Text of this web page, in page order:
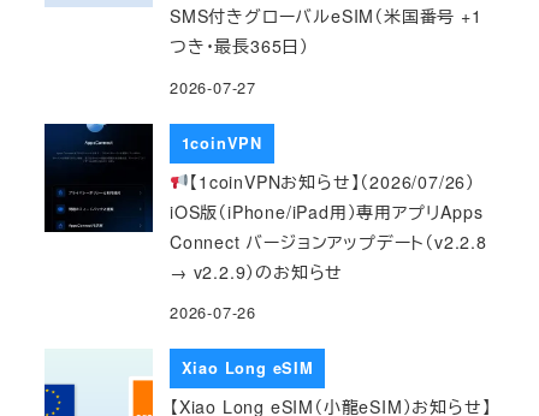
SMS付きグローバルeSIM（米国番号 +1
つき・最長365日）
2026-07-27
1coinVPN
【1coinVPNお知らせ】（2026/07/26）
iOS版（iPhone/iPad用）専用アプリApps
Connect バージョンアップデート（v2.2.8
→ v2.2.9）のお知らせ
2026-07-26
Xiao Long eSIM
【Xiao Long eSIM（小龍eSIM）お知らせ】